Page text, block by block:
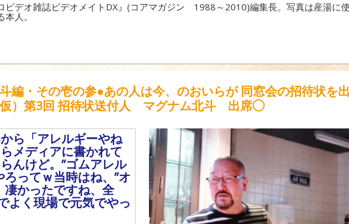
ビデオ雑誌ビデオメイトDX』(コアマガジン 1988～2010)編集長。写真は産湯に
本人。
編・その壱の参●あの人は今、のおいらが 同窓会の招待状を
仮）第3回 招待状送付人 マグナム北斗 出席◯
ら「アレルギーやね
メディアに書かれて
んけど。”ゴムアレル
ってｗ当時はね、”オ
凄かったですね、全
よく現場で元気でやっ